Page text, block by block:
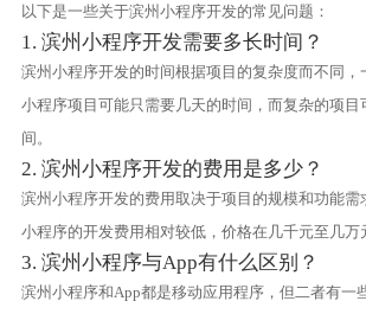
以下是一些关于滨州小程序开发的常见问题：
1. 滨州小程序开发需要多长时间？
滨州小程序开发的时间根据项目的复杂度而不同，
小程序项目可能只需要几天的时间，而复杂的项目
间。
2. 滨州小程序开发的费用是多少？
滨州小程序开发的费用取决于项目的规模和功能需
小程序的开发费用相对较低，价格在几千元至几万
3. 滨州小程序与App有什么区别？
滨州小程序和App都是移动应用程序，但二者有一